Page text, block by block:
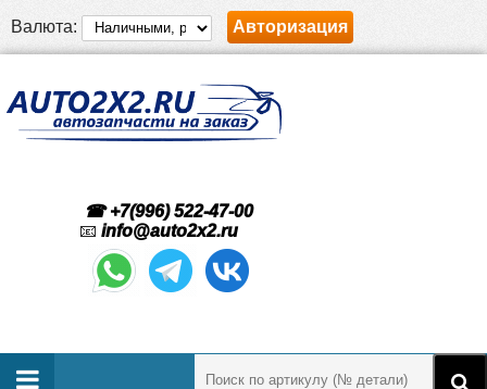
Валюта: Авторизация
☎ +7(996) 522-47-00
📧 info@auto2x2.ru